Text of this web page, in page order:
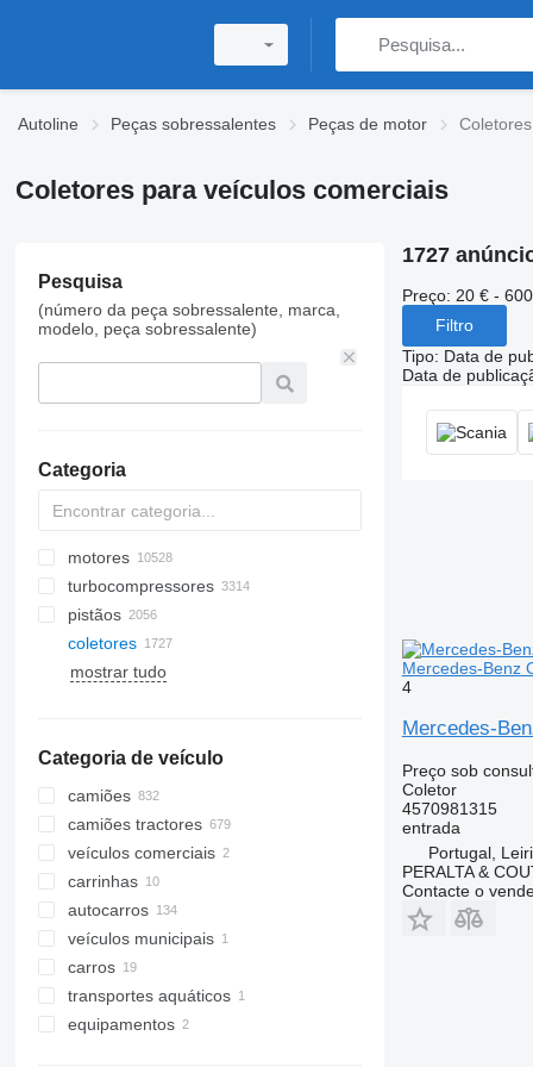
Autoline Peças sobressalentes Peças de motor Coletores
Coletores para veículos comerciais
Pesquisa
(número da peça sobressalente, marca,
modelo, peça sobressalente)
Categoria
motores
turbocompressores
pistãos
coletores
mostrar tudo
Categoria de veículo
camiões
camiões tractores
veículos comerciais
carrinhas
autocarros
veículos municipais
maquinarias municipalas
camiões de lixo
carros
transportes aquáticos
iates a motor
equipamentos
1727
Preço: 20 € -
Filtro
Tipo: Data de
Data de
Mercedes-Benz
4
Mercedes-
Preço sob
Coletor
4570981315
entrada
Portugal,
PERALTA &
Contacte o